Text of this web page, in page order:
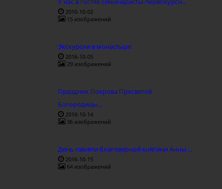
2016-10-02
15 изображений
Экскурсии в монастыре
2016-10-05
29 изображений
Праздник Покрова Пресвятой
Богородицы...
2016-10-14
36 изображений
День памяти благоверной княгини Анны ...
2016-10-15
64 изображений